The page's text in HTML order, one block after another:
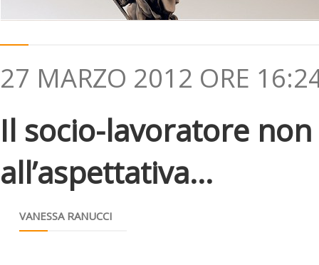
27 MARZO 2012 ORE
Il socio-lavoratore
all’aspettativa...
VANESSA RANUCCI